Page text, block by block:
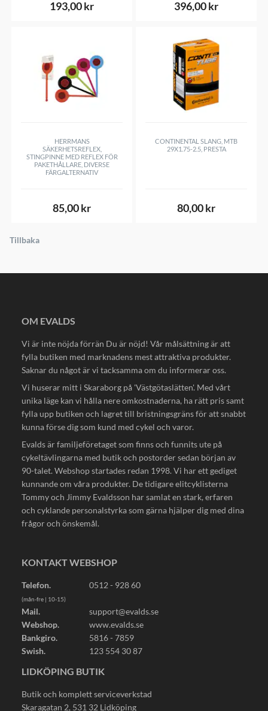
193,00 kr 396,00 kr
HERRMANS
SÄKERHETSREFLEX,
STINGPINNE MED REFLEX FÖR
PAKETHÅLLARE, DIVERSE
FÄRGALTERNATIV
85,00 kr
CONTINENTAL SLANG, MTB
29X1.75-2.5, PRESTA
80,00 kr
Tillbaka
OM EVALDS
Vi är inte nöjda förrän Du är nöjd! Vår målsättning är att
fylla butiken med marknadens mest attraktiva produkter.
Saknar du något är vi tacksamma om du informerar oss.
Vi huserar mitt i Skaraborg på 'Västgötaslätten'. Med vårt
unika läge kan vi hålla nere omkostnaderna, ha rätt pris samt
fylla upp butiken och lagret till bristningsgräns för att snabbt
kunna förse dig som kund med cykel och varor.
Evalds är familjeföretaget som finns och funnits ute på
cykeltävlingarna med butik och postorder sedan början av
90-talet. Webshop startades redan 1998. Vi har ett gediget
kunnande om våra produkter. De tidigare elitcyklisterna
Tommy och Jimmy Evaldsson har samlat en stark, erfaren
och cyklande personalstyrka som gärna hjälper dig med dina
frågor och önskemål.
KONTAKT WEBSHOP
Telefon. 0512 - 928 60
(mån-fre | 10-15)
Mail.
support@evalds.se
Webshop.
www.evalds.se
Bankgiro.
5816 - 7859
Swish.
123 554 30 87
LIDKÖPING BUTIK
Butik och komplett serviceverkstad
Skaragatan 2, 531 32 Lidköping